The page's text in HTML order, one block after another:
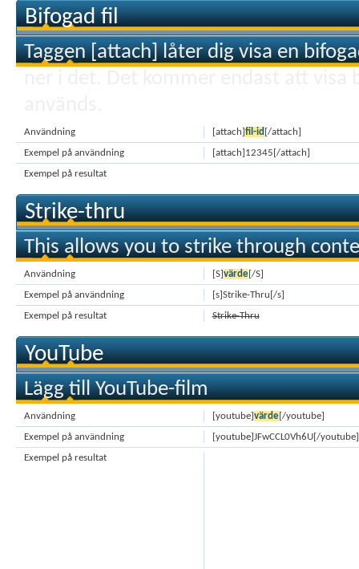
Bifogad fil
Taggen [attach] låter dig visa en
[attach]fil-id [/attach]
Användning
[attach]12345[/attach]
Exempel på användning
Exempel på resultat
Strike-thru
This allows you to strike through
[S]värde[/S]
Användning
[s]Strike-Thru[/s]
Exempel på användning
Strike-Thru
Exempel på resultat
YouTube
Lägg till YouTube-film
[youtube]värde[/youtube]
Användning
[youtube]JFwCCL0Vh6U[/youtube]
Exempel på användning
Exempel på resultat